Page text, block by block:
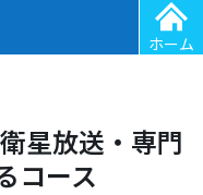
ホーム
星放送・専門
コース